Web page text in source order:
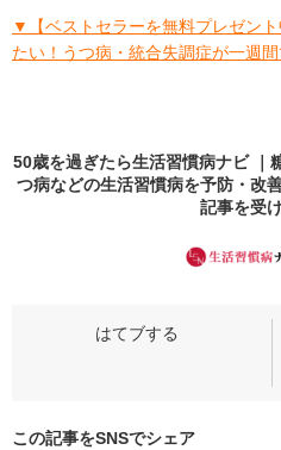
▼【ベストセラーを無料プレゼン
たい！うつ病・統合失調症が一週
50歳を過ぎたら生活習慣病ナビ ｜
つ病などの生活習慣病を予防・改
記事を受
この記事をSNSでシェア